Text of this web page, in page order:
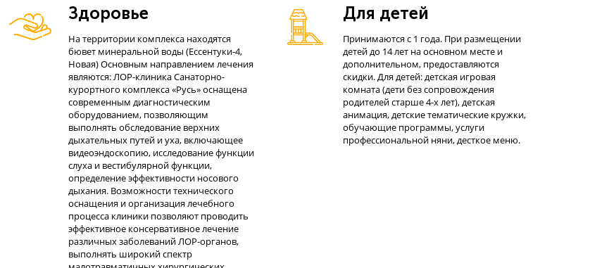
Здоровье
На территории комплекса находятся
бювет минеральной воды (Ессентуки-4,
Новая) Основным направлением лечения
являются: ЛОР-клиника Санаторно-
курортного комплекса «Русь» оснащена
современным диагностическим
оборудованием, позволяющим
выполнять обследование верхних
дыхательных путей и уха, включающее
видеоэндоскопию, исследование функции
слуха и вестибулярной функции,
определение эффективности носового
дыхания. Возможности технического
оснащения и организация лечебного
процесса клиники позволяют проводить
эффективное консервативное лечение
различных заболеваний ЛОР-органов,
выполнять широкий спектр
Для детей
Принимаются с 1 года. При размещении
детей до 14 лет на основном месте и
дополнительном, предоставляются
скидки. Для детей: детская игровая
комната (дети без сопровождения
родителей старше 4-х лет), детская
анимация, детские тематические кружки,
обучающие программы, услуги
профессиональной няни, десткое меню.